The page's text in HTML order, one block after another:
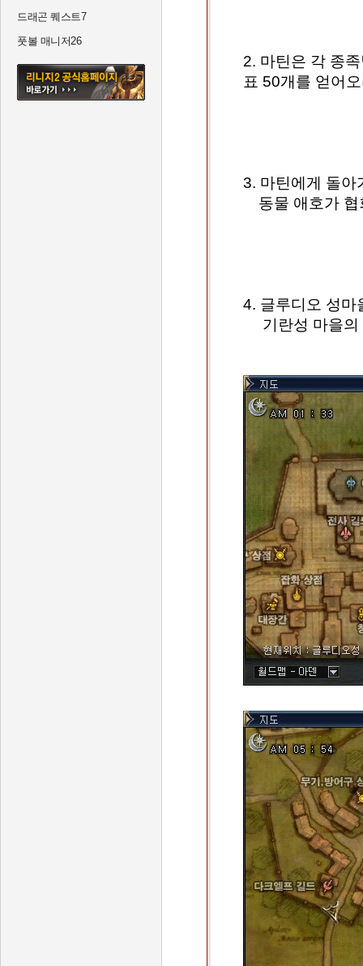
드래곤 퀘스트7
풋볼 매니저26
2. 마틴은 각 종
표 50개를 얻어
3. 마틴에게 돌아
동물 애호가 협
4. 글루디오 성마
기란성 마을의